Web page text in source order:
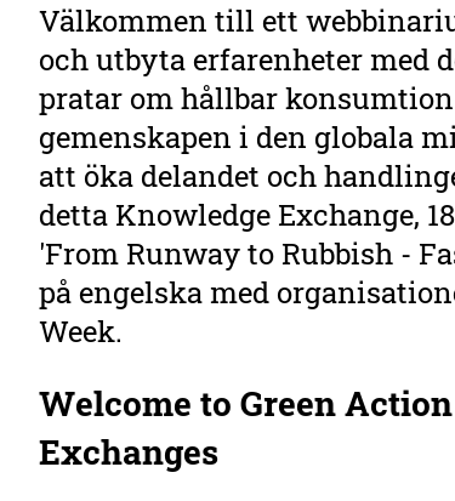
Välkommen till ett
och utbyta erfarenheter med
pratar om hållbar
gemenskapen i den globala
att öka delandet och
detta Knowledge Exchange,
'From Runway to Rubbish -
på engelska med
Week.
Welcome to Green
Exchanges